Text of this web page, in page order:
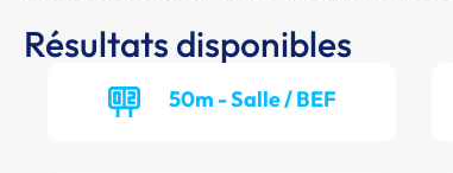
Résultats disponibles
50m - Salle / BEF